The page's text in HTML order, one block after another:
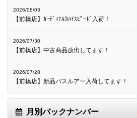
2026/08/03
【前橋店】ｶｰﾃﾞｨﾅﾙ3ﾊｲｽﾋﾟｰﾄﾞ入荷！
2026/07/30
【前橋店】中古商品放出してます！
2026/07/28
【前橋店】新品バスルアー入荷してます！
月別バックナンバー